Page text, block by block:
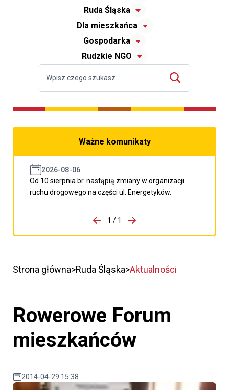
Ruda Śląska
Dla mieszkańca
Gospodarka
Rudzkie NGO
Ważne komunikaty
2026-08-06
Od 10 sierpnia br. nastąpią zmiany w organizacji
ruchu drogowego na części ul. Energetyków.
porzpedniego komunikatu
1 / 1
Przejdź do następnego
Strona główna Ruda Śląska Aktualności
Rowerowe Forum
mieszkańców
2014-04-29 15:38